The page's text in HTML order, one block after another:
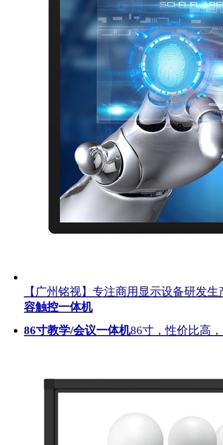
【广州铭视】专注商用显示设备研发
容触控一体机
86寸教学/会议一体机86寸，性价比高